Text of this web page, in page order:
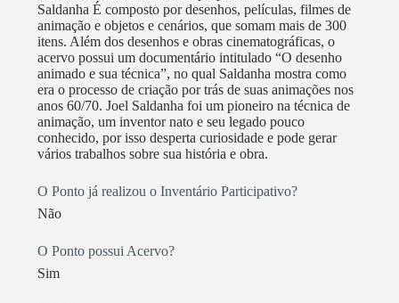
espetáculos e outras atrações culturais. (Confira mais
https://tvovo.org/portal/blog/2017/09/01/maratona-
cultural-e-artistica-no-noroeste-do-estado) No ano de
2020, a TV OVO teve o projeto “Cine em
Movimento” contemplado pelo edital FAC
Movimento (FAC-RS). O projeto teve como objetivo
promover o movimento cineclubista e a
da região central do RS (Santa Maria, Dilermando de
Aguiar, Itaara, São Martinho da Serra, Restinga Seca
gaúchas independentes nos referidos municípios e
promoção de dinâmicas de debate e reflexão. Em
Saldanha É composto por desenhos, películas, filmes de
animação e objetos e cenários, que somam mais de 300
itens. Além dos desenhos e obras cinematográficas, o
acervo possui um documentário intitulado “O desenho
animado e sua técnica”, no qual Saldanha mostra como
era o processo de criação por trás de suas animações nos
anos 60/70. Joel Saldanha foi um pioneiro na técnica de
animação, um inventor nato e seu legado pouco
conhecido, por isso desperta curiosidade e pode gerar
vários trabalhos sobre sua história e obra.
O Ponto já realizou o Inventário Participativo?
Não
O Ponto possui Acervo?
Sim